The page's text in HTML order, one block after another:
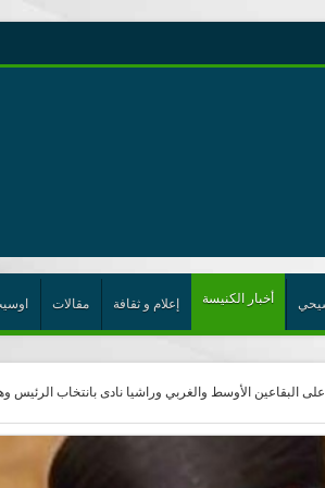
حول اللامركزية الموسعة شرط واجب للخروج من حالة
أخبار الكنيسة إعلام و ثقافة مقالات
البقاعين الأوسط والغربي وراشيا نادى بانتخاب الرئيس